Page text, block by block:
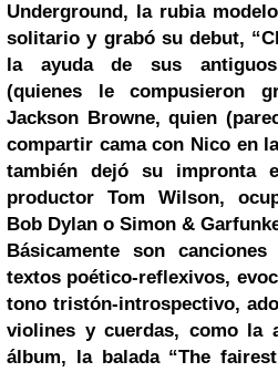
Underground, la rubia
solitario y grabó su debut,
la ayuda de sus
(quienes le compusieron
Jackson Browne, quien
compartir cama con Nico en
también dejó su impronta
productor Tom Wilson,
Bob Dylan o Simon &
Básicamente son
textos poético-reflexivos,
tono tristón-introspectivo,
violines y cuerdas, como la
álbum, la balada “The